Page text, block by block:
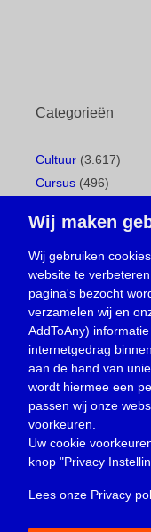
Categorieën
Cultuur (3.617)
Cursus (496)
Gemeentepagina
Ingezonden brief
Media(156)
Nieuws (23.329)
Oproep(734)
Overlijden(39)
Podcast(18)
prijsvraag (5)
Religie (1.438)
Service(226)
Wij maken
Wij gebruiken
website te
pagina's bezocht
verzamelen wij en
AddToAny)
internetgedrag
aan de hand van
wordt hiermee een
passen wij onze
voorkeuren.
Uw cookie
knop "Privacy
Lees onze Privacy